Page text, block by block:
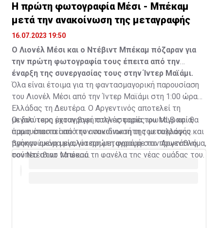
Η πρώτη φωτογραφία Μέσι - Μπέκαμ
μετά την ανακοίνωση της μεταγραφής
16.07.2023 19:50
Ο Λιονέλ Μέσι και ο Ντέβιντ Μπέκαμ πόζαραν για
την πρώτη φωτογραφία τους έπειτα από την
έναρξη της συνεργασίας τους στην Ίντερ Μαϊάμι.
Όλα είναι έτοιμα για τη φαντασμαγορική παρουσίαση
του Λιονέλ Μέσι από την Ίντερ Μαϊάμι στη 1:00 ώρα
Ελλάδας τη Δευτέρα. Ο Αργεντινός αποτελεί τη
μεγαλύτερη μεταγραφή στην ιστορία του MLS και θα
παρουσιαστεί από τον συνιδιοκτήτη του συλλόγου και
προηγούμενη μεγαλύτερη μεταγραφή στο πρωτάθλημα,
τον Ντέιβιντ Μπέκαμ.
Οι δυο τους έχουν βγει πολλές φορές φωτογραφία,
όμως έπειτα από την ανακοίνωση της μεταγραφής
βγήκαν ακόμα μία, για πρώτη φορά με τον Αργεντινό
σούπερ σταρ να φορά τη φανέλα της νέας ομάδας του.